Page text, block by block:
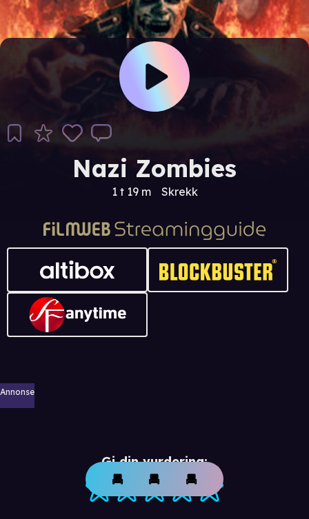
Nazi Zombies
1 t 19 m Skrekk
Annonse
Gi din vurdering: